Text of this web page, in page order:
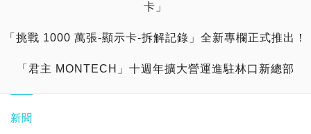
卡」
「挑戰 1000 萬張-顯示卡-拆解記錄」全新專欄正式推出！
「君主 MONTECH」十週年擴大營運進駐林口新總部
新聞